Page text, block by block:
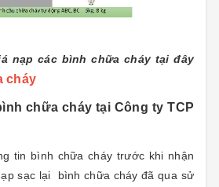
nạp các bình chữa cháy tại đây
cháy
chữa cháy tại Công ty TCP
tin bình chữa cháy trước khi nhận
sạc lại bình chữa cháy đã qua sử